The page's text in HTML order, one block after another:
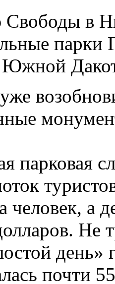
Свободы в
парки
парковая
человек, а
Не
день»
почти